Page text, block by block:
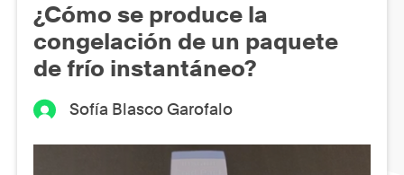
¿Cómo se produce la
congelación de un paquete
de frío instantáneo?
Sofía Blasco Garofalo